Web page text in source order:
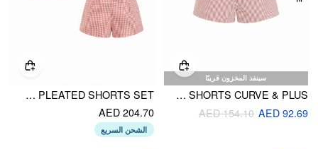
سينفد المخزون قريبًا
COTTON-BLEND MID RISE STRIPE BOWKNOT TIE SHORTS CURVE & PLUS
AED 92.69
AED 154.10
COTTON-BLEND GINGHAM KNOTTED STRAPLESS TOP & MID RISE PLEATED SHORTS SET
AED 204.70
الشحن السريع